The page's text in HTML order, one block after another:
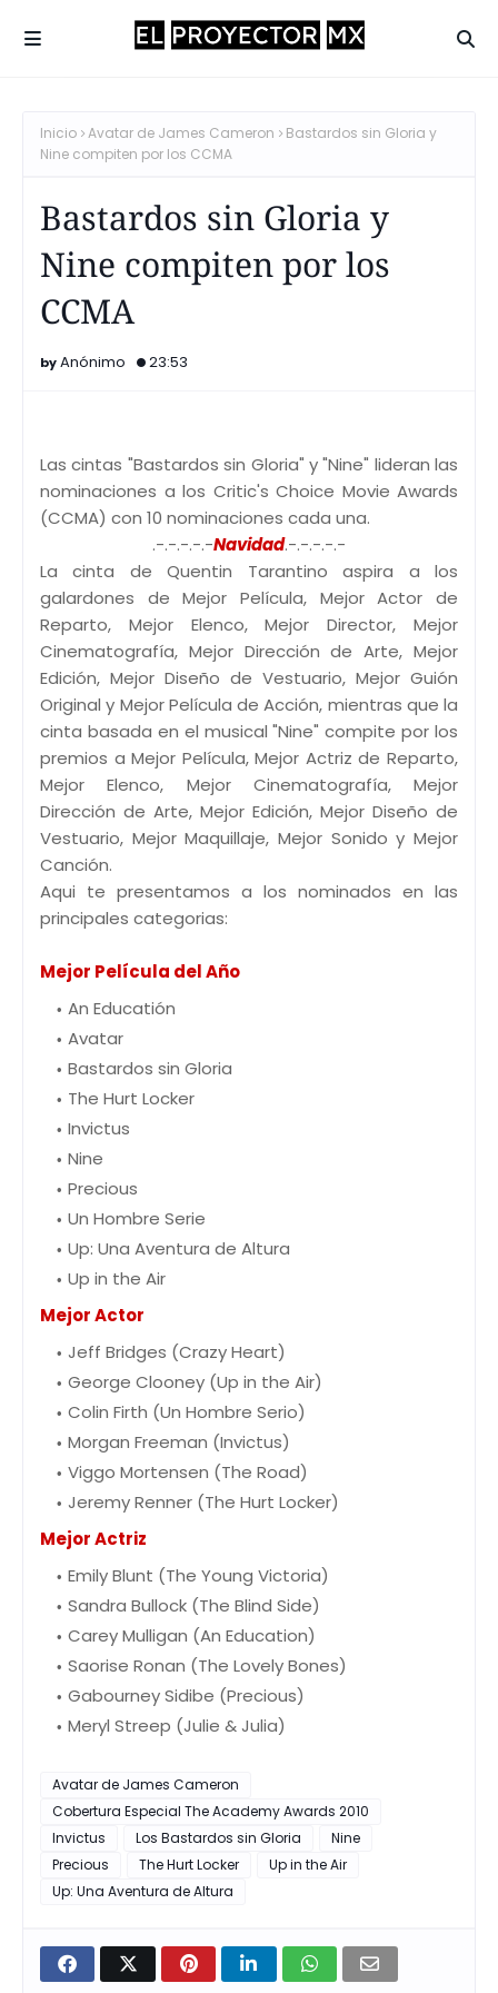
Inicio Avatar de James Cameron
Bastardos sin Gloria y
Nine compiten por los CCMA
Bastardos sin Gloria y
Nine compiten por los
CCMA
Anónimo 23:53
Las cintas "Bastardos sin Gloria" y "Nine" lideran las
nominaciones a los Critic's Choice Movie Awards
(CCMA) con 10 nominaciones cada una.
.-.-.-.-.-Navidad.-.-.-.-.-
La cinta de Quentin Tarantino aspira a los
galardones de Mejor Película, Mejor Actor de
Reparto, Mejor Elenco, Mejor Director, Mejor
Cinematografía, Mejor Dirección de Arte, Mejor
Edición, Mejor Diseño de Vestuario, Mejor Guión
Original y Mejor Película de Acción, mientras que la
cinta basada en el musical "Nine" compite por los
premios a Mejor Película, Mejor Actriz de Reparto,
Mejor Elenco, Mejor Cinematografía, Mejor
Dirección de Arte, Mejor Edición, Mejor Diseño de
Vestuario, Mejor Maquillaje, Mejor Sonido y Mejor
Canción.
Aqui te presentamos a los nominados en las
principales categorias:
Mejor Película del Año
An Educatión
Avatar
Bastardos sin Gloria
The Hurt Locker
Invictus
Nine
Precious
Un Hombre Serie
Up: Una Aventura de Altura
Up in the Air
Mejor Actor
Jeff Bridges (Crazy Heart)
George Clooney (Up in the Air)
Colin Firth (Un Hombre Serio)
Morgan Freeman (Invictus)
Viggo Mortensen (The Road)
Jeremy Renner (The Hurt Locker)
Mejor Actriz
Emily Blunt (The Young Victoria)
Sandra Bullock (The Blind Side)
Carey Mulligan (An Education)
Saorise Ronan (The Lovely Bones)
Gabourney Sidibe (Precious)
Meryl Streep (Julie & Julia)
Avatar de James Cameron
Cobertura Especial The Academy Awards 2010
Invictus
Los Bastardos sin Gloria
Nine
Precious
The Hurt Locker
Up in the Air
Up: Una Aventura de Altura